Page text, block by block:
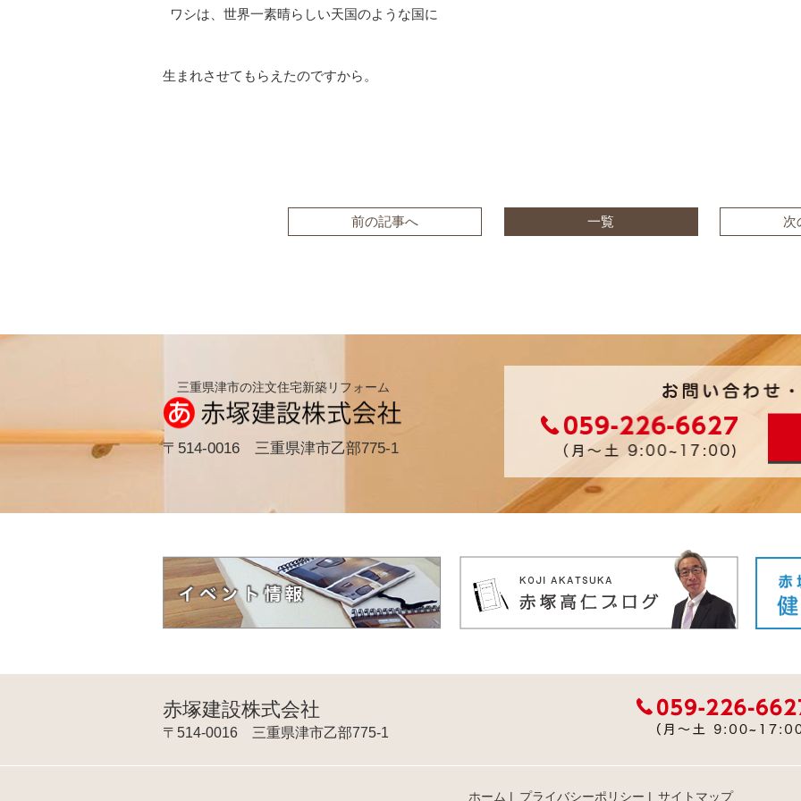
ワシは、世界一素晴らしい天国のような国に
生まれさせてもらえたのですから。
前の記事へ 一覧 次
三重県津市の注文住宅新築リフォーム
〒514-0016 三重県津市乙部775-1
赤塚建設株式会社
〒514-0016 三重県津市乙部775-1
ホーム | プライバシーポリシー | サイトマップ